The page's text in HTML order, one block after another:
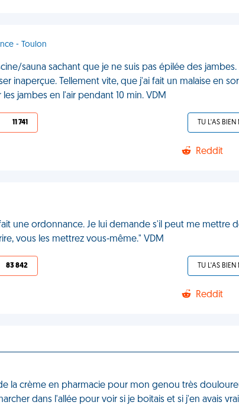
- Toulon
sauna sachant que je ne suis pas épilée des
inaperçue. Tellement vite, que j'ai fait un malaise en
jambes en l'air pendant 10 min. VDM
11 741 TU L'AS BIEN
Reddit
une ordonnance. Je lui demande s'il peut me mettre
vous les mettrez vous-même." VDM
83 842 TU L'AS BIEN
Reddit
la crème en pharmacie pour mon genou très
dans l'allée pour voir si je boitais et si j'en avais